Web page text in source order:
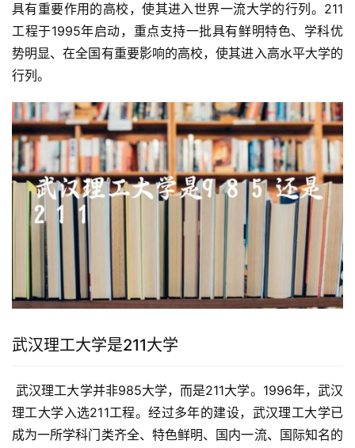
具有重要作用的高校，使其进入世界一流大学的行列。211
工程于1995年启动，重点支持一批具有鲜明特色、学科优
势明显、在全国有重要影响的高校，使其进入高水平大学的
行列。
武汉理工大学是211大学
武汉理工大学并非985大学，而是211大学。1996年，武汉
理工大学入选211工程。经过多年的建设，武汉理工大学已
成为一所学科门类齐全、特色鲜明、国内一流、国际知名的